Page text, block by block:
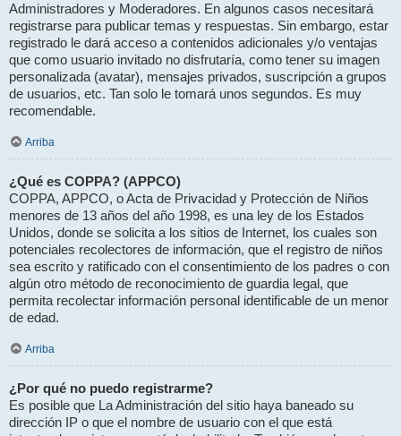
Administradores y Moderadores. En algunos casos necesitará
registrarse para publicar temas y respuestas. Sin embargo, estar
registrado le dará acceso a contenidos adicionales y/o ventajas
que como usuario invitado no disfrutaría, como tener su imagen
personalizada (avatar), mensajes privados, suscripción a grupos
de usuarios, etc. Tan solo le tomará unos segundos. Es muy
recomendable.
Arriba
¿Qué es COPPA? (APPCO)
COPPA, APPCO, o Acta de Privacidad y Protección de Niños
menores de 13 años del año 1998, es una ley de los Estados
Unidos, donde se solicita a los sitios de Internet, los cuales son
potenciales recolectores de información, que el registro de niños
sea escrito y ratificado con el consentimiento de los padres o con
algún otro método de reconocimiento de guardia legal, que
permita recolectar información personal identificable de un menor
de edad.
Arriba
¿Por qué no puedo registrarme?
Es posible que La Administración del sitio haya baneado su
dirección IP o que el nombre de usuario con el que está